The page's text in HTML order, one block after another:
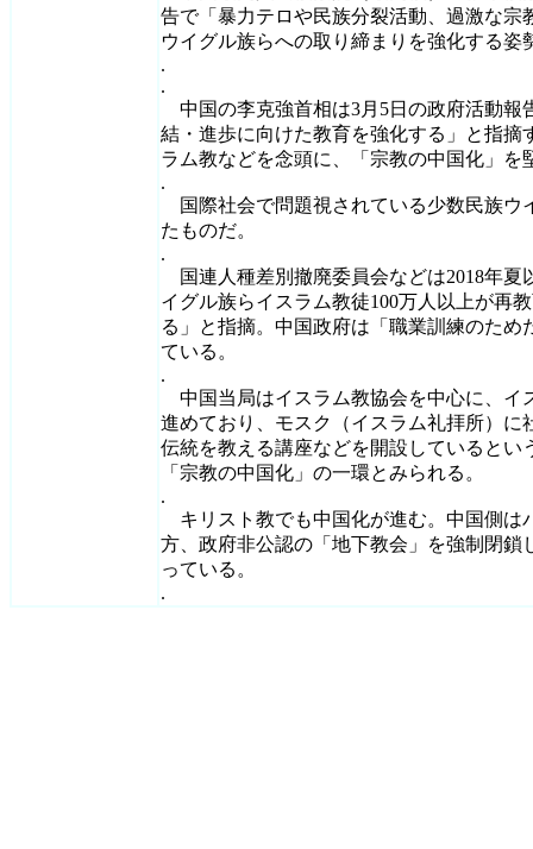
告で「暴力テロや民族分裂活動、過激な宗
ウイグル族らへの取り締まりを強化する姿
.
.
中国の李克強首相は3月5日の政府活動報
結・進歩に向けた教育を強化する」と指摘
ラム教などを念頭に、「宗教の中国化」を
.
国際社会で問題視されている少数民族ウ
たものだ。
.
国連人種差別撤廃委員会などは2018年夏
イグル族らイスラム教徒100万人以上が再
る」と指摘。中国政府は「職業訓練のた
ている。
.
中国当局はイスラム教協会を中心に、イ
進めており、モスク（イスラム礼拝所）に
伝統を教える講座などを開設しているとい
「宗教の中国化」の一環とみられる。
.
キリスト教でも中国化が進む。中国側は
方、政府非公認の「地下教会」を強制閉鎖
っている。
.